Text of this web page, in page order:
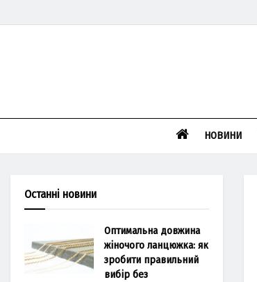
НОВИНИ
Останні новини
Оптимальна довжина
жіночого ланцюжка: як
зробити правильний
вибір без